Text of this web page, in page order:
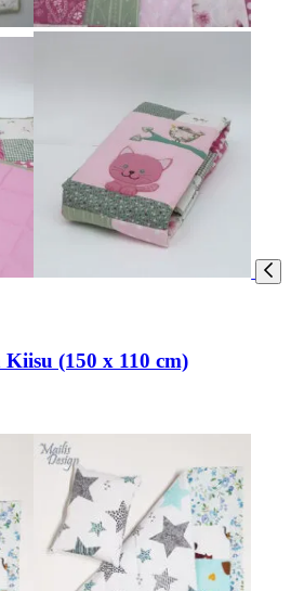
(150 x 110 cm)